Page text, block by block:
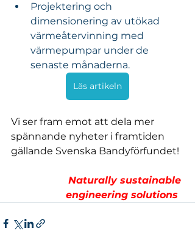
Projektering och
dimensionering av utökad
värmeåtervinning med
värmepumpar under de
senaste månaderna.
Läs artikeln
Vi ser fram emot att dela mer
spännande nyheter i framtiden
gällande Svenska Bandyförfundet!
Naturally sustainable
engineering solutions